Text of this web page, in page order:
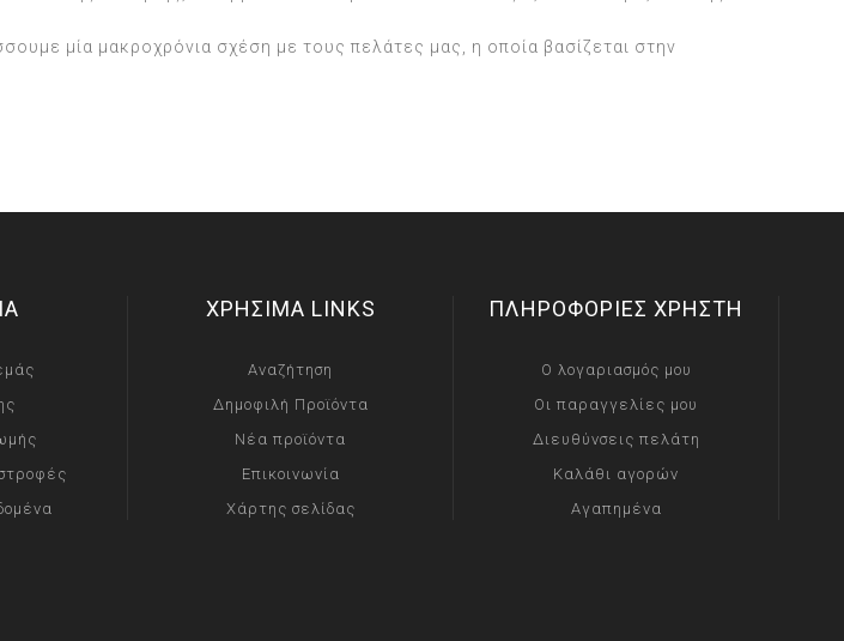
μία μακροχρόνια σχέση με τους πελάτες μας, η οποία βασίζεται στην
ΧΡΗΣΙΜΑ LINKS
Αναζήτηση
Δημοφιλή Προϊόντα
Νέα προϊόντα
Επικοινωνία
Χάρτης σελίδας
ΠΛΗΡΟΦΟΡΙΕΣ ΧΡΗΣΤΗ
Ο λογαριασμός μου
Οι παραγγελίες μου
Διευθύνσεις πελάτη
Καλάθι αγορών
Αγαπημένα